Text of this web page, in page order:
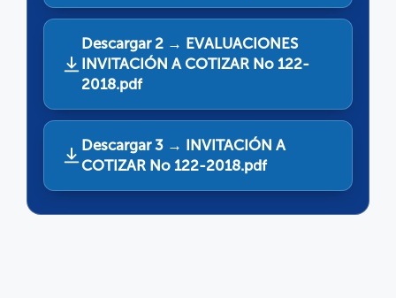
Descargar 2 → EVALUACIONES
INVITACIÓN A COTIZAR No 122-
2018.pdf
Descargar 3 → INVITACIÓN A
COTIZAR No 122-2018.pdf